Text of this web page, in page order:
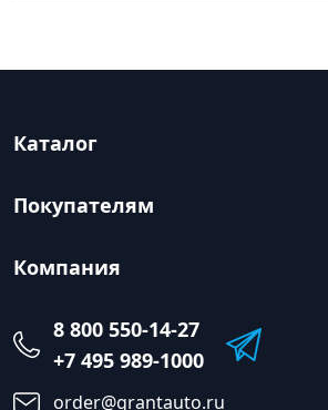
Каталог
Покупателям
Компания
8 800 550-14-27
+7 495 989-1000
order@grantauto.ru